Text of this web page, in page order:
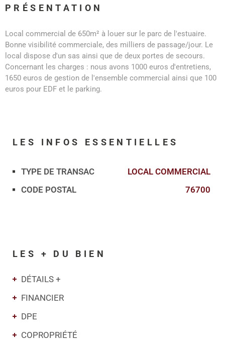
PRÉSENTATION
Local commercial de 650m² à louer sur le parc de l'estuaire.
Bonne visibilité commerciale, des milliers de passage/jour. Le
local dispose d'un sas ainsi que de deux portes de secours.
Concernant les charges : nous avons 1000 euros d'entretiens,
1650 euros de gestion de l'ensemble commercial ainsi que 100
euros pour EDF et le parking.
LES INFOS ESSENTIELLES
Caractérisque Valeurs
TYPE DE TRANSAC
LOCAL COMMERCIAL
CODE POSTAL
76700
LES + DU BIEN
DÉTAILS +
FINANCIER
DPE
COPROPRIÉTÉ